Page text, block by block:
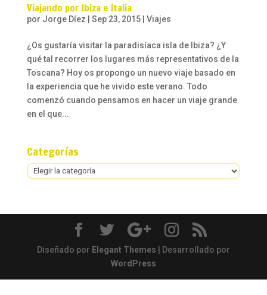
Viajando por Ibiza e Italia
por Jorge Díez Sep 23, 2015| Viajes
¿Os gustaría visitar la paradisíaca isla de Ibiza? ¿Y
qué tal recorrer los lugares más representativos de la
Toscana? Hoy os propongo un nuevo viaje basado en
la experiencia que he vivido este verano. Todo
comenzó cuando pensamos en hacer un viaje grande
en el que...
Categorías
Categorías
Diseñado por Elegant Themes | Desarrollado por
WordPress